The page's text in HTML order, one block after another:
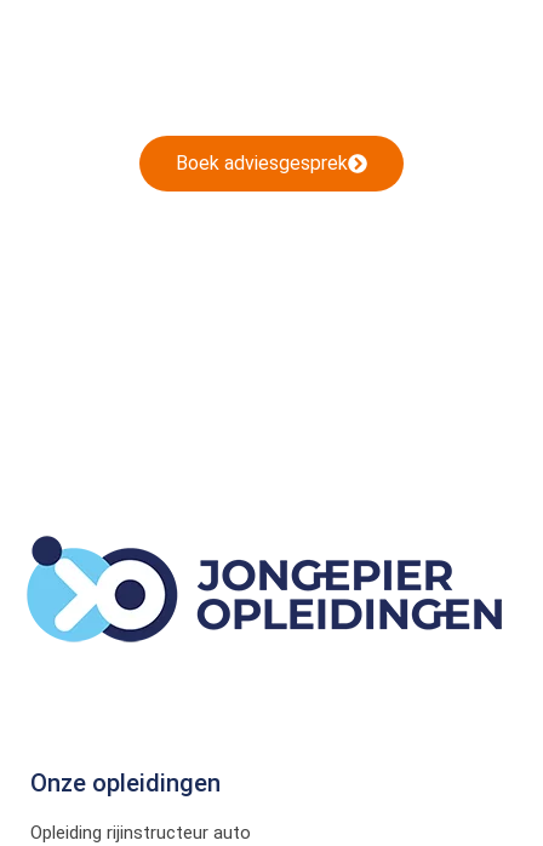
Boek adviesgesprek
Onze opleidingen
Opleiding rijinstructeur auto